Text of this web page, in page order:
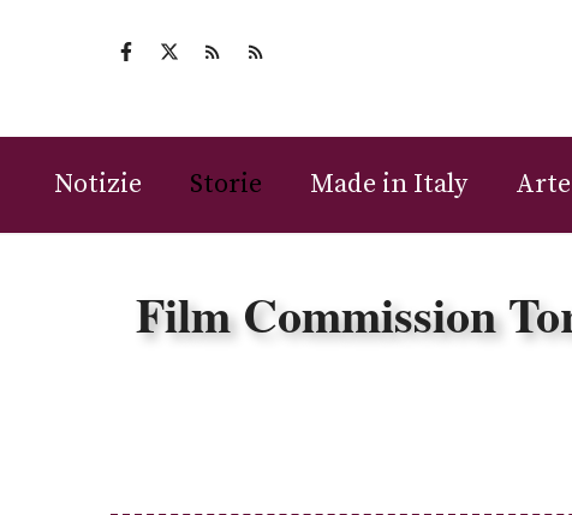
Notizie Storie Made in Italy
Film Commission